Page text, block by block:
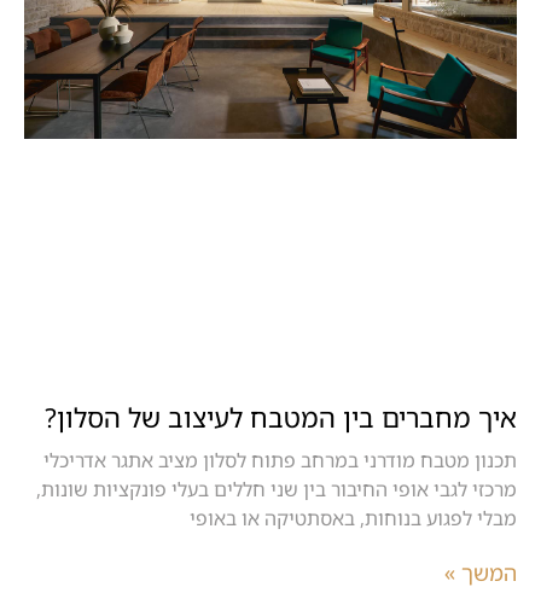
איך מחברים בין המטבח לעיצוב של הסלון?
תכנון מטבח מודרני במרחב פתוח לסלון מציב אתגר אדריכלי
מרכזי לגבי אופי החיבור בין שני חללים בעלי פונקציות שונות,
מבלי לפגוע בנוחות, באסתטיקה או באופי
המשך »